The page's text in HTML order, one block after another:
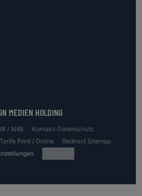
MEDIEN HOLDING
/ ANB
Kontakt-Datenschutz
Tarife Print / Online
Redirect Sitemap